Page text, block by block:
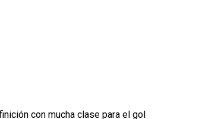
con mucha clase para el gol